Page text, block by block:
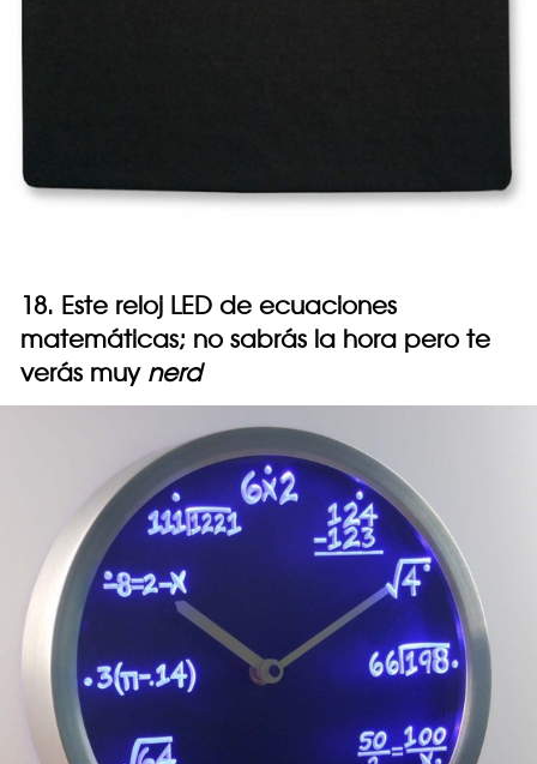
18. Este reloj LED de ecuaciones
matemáticas; no sabrás la hora pero te
verás muy nerd